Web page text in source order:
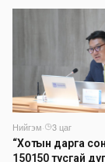
Нийгэм·
3 цаг
“Хотын дарга
150150 тусгай